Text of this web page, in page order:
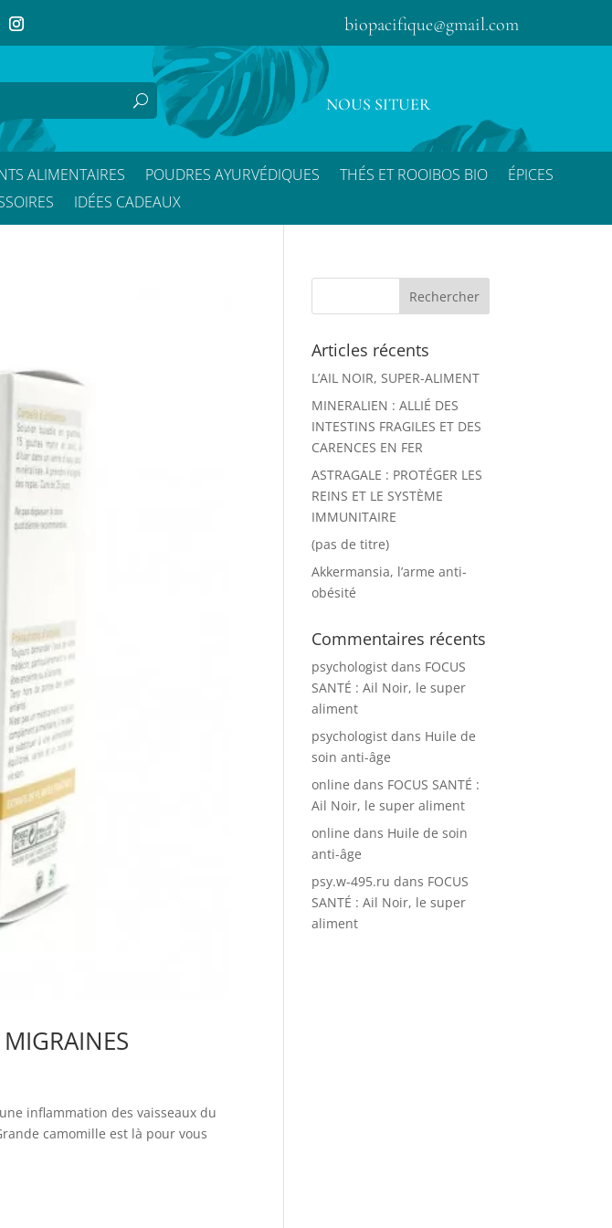
biopacifique@gmail.com
NOUS SITUER
ALIMENTAIRES POUDRES AYURVÉDIQUES THÉS ET ROOIBOS BIO
ÉPICES
IDÉES CADEAUX
inflammation des vaisseaux du
camomille est là pour vous
Articles récents
L’AIL NOIR, SUPER-ALIMENT
MINERALIEN : ALLIÉ DES
INTESTINS FRAGILES ET DES
CARENCES EN FER
ASTRAGALE : PROTÉGER LES
REINS ET LE SYSTÈME
IMMUNITAIRE
(pas de titre)
Akkermansia, l’arme anti-
obésité
Commentaires récents
psychologist dans FOCUS
SANTÉ : Ail Noir, le super
aliment
psychologist dans Huile de
soin anti-âge
online dans FOCUS SANTÉ :
Ail Noir, le super aliment
online dans Huile de soin
anti-âge
psy.w-495.ru dans FOCUS
SANTÉ : Ail Noir, le super
aliment